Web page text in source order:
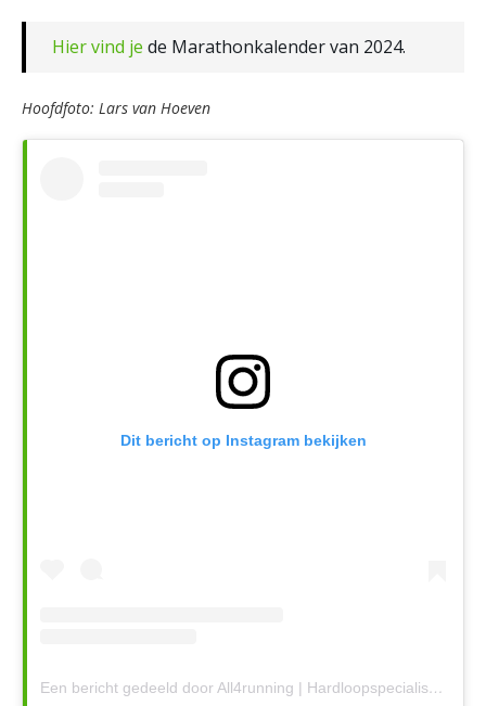
Hier vind je de Marathonkalender van 2024.
Hoofdfoto: Lars van Hoeven
Dit bericht op Instagram bekijken
Een bericht gedeeld door All4running | Hardloopspecialist (@all4runningstore)